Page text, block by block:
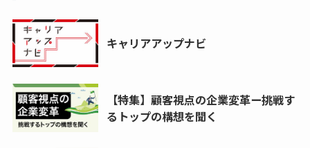
キャリアアップナビ
【特集】顧客視点の企業変革ー挑戦す
るトップの構想を聞く